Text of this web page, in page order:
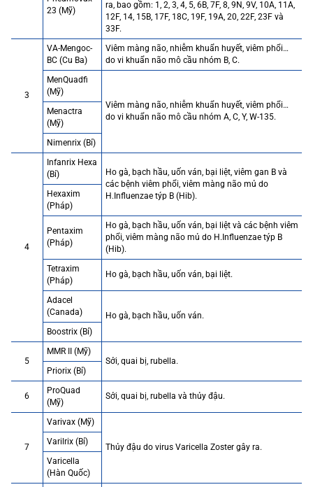
23 (Mỹ)
ra, bao gồm: 1, 2, 3, 4, 5, 6B, 7F, 8, 9N, 9V, 10A, 11A,
12F, 14, 15B, 17F, 18C, 19F, 19A, 20, 22F, 23F và
33F.
3
VA-Mengoc-
BC (Cu Ba)
Viêm màng não, nhiễm khuẩn huyết, viêm phổi…
do vi khuẩn não mô cầu nhóm B, C.
MenQuadfi
(Mỹ)
Viêm màng não, nhiễm khuẩn huyết, viêm phổi…
do vi khuẩn não mô cầu nhóm A, C, Y, W-135.
Menactra
(Mỹ)
Nimenrix (Bỉ)
4
Infanrix Hexa
(Bỉ)
Ho gà, bạch hầu, uốn ván, bại liệt, viêm gan B và
các bệnh viêm phổi, viêm màng não mủ do
H.Influenzae týp B (Hib).
Hexaxim
(Pháp)
Pentaxim
(Pháp)
Ho gà, bạch hầu, uốn ván, bại liệt và các bệnh viêm
phổi, viêm màng não mủ do H.Influenzae týp B
(Hib).
Tetraxim
(Pháp)
Ho gà, bạch hầu, uốn ván, bại liệt.
Adacel
(Canada)
Ho gà, bạch hầu, uốn ván.
Boostrix (Bỉ)
5
MMR II (Mỹ)
Sởi, quai bị, rubella.
Priorix (Bỉ)
6
ProQuad
(Mỹ)
Sởi, quai bị, rubella và thủy đậu.
7
Varivax (Mỹ)
Thủy đậu do virus Varicella Zoster gây ra.
Varilrix (Bỉ)
Varicella
(Hàn Quốc)